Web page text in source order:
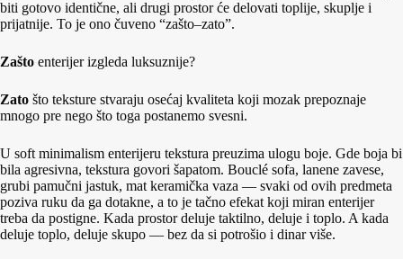
biti gotovo identične, ali drugi prostor će delovati toplije, skuplje i
prijatnije. To je ono čuveno “zašto–zato”.
Zašto enterijer izgleda luksuznije?
Zato što teksture stvaraju osećaj kvaliteta koji mozak prepoznaje
mnogo pre nego što toga postanemo svesni.
U soft minimalism enterijeru tekstura preuzima ulogu boje. Gde boja bi
bila agresivna, tekstura govori šapatom. Bouclé sofa, lanene zavese,
grubi pamučni jastuk, mat keramička vaza — svaki od ovih predmeta
poziva ruku da ga dotakne, a to je tačno efekat koji miran enterijer
treba da postigne. Kada prostor deluje taktilno, deluje i toplo. A kada
deluje toplo, deluje skupo — bez da si potrošio i dinar više.